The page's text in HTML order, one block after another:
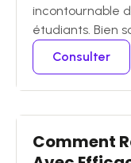
incontournable
étudiants. Bien
Consulter
Comment